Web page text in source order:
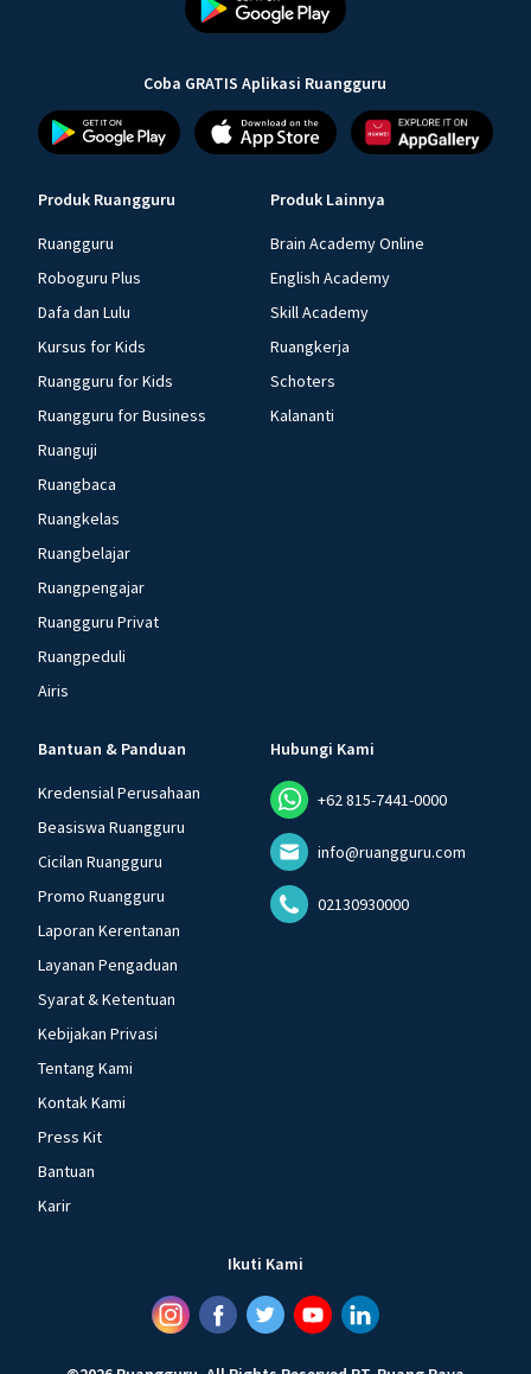
Coba GRATIS Aplikasi Ruangguru
Produk Ruangguru
Ruangguru
Roboguru Plus
Dafa dan Lulu
Kursus for Kids
Ruangguru for Kids
Ruangguru for Business
Ruanguji
Ruangbaca
Ruangkelas
Ruangbelajar
Ruangpengajar
Ruangguru Privat
Ruangpeduli
Airis
Produk Lainnya
Brain Academy Online
English Academy
Skill Academy
Ruangkerja
Schoters
Kalananti
Bantuan & Panduan
Kredensial Perusahaan
Beasiswa Ruangguru
Cicilan Ruangguru
Promo Ruangguru
Laporan Kerentanan
Layanan Pengaduan
Syarat & Ketentuan
Kebijakan Privasi
Tentang Kami
Kontak Kami
Press Kit
Bantuan
Karir
Hubungi Kami
+62 815-7441-0000
info@ruangguru.com
02130930000
Ikuti Kami